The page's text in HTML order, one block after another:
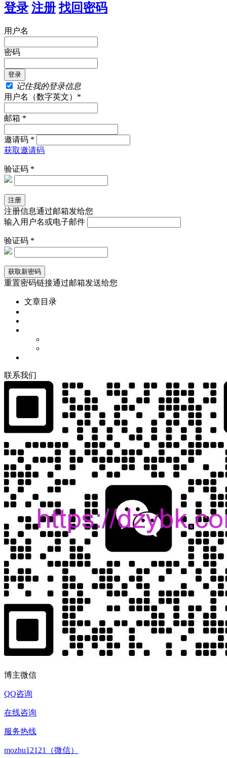
登录 注册 找回密码
用户名
密码
记住我的登录信息
用户名（数字英文）*
邮箱 *
邀请码 *
获取邀请码
验证码 *
注册信息通过邮箱发给您
输入用户名或电子邮件
验证码 *
重置密码链接通过邮箱发送给您
文章目录
联系我们
博主微信
QQ咨询
在线咨询
服务热线
mozhu12121（微信）